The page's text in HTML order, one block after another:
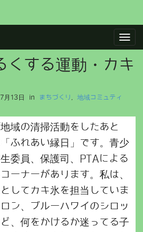
くする運動・カキ
月13日 in まちづくり , 地域コミュティ
域の清掃活動をしたあと
ふれあい縁日」です。青少
委員、保護司、PTAによる
ーナーがあります。私は、
してカキ氷を担当していま
ン、ブルーハワイのシロッ
、何をかけるか迷ってる子